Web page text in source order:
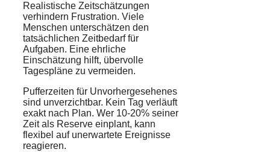
Realistische Zeitschätzungen
verhindern Frustration. Viele
Menschen unterschätzen den
tatsächlichen Zeitbedarf für
Aufgaben. Eine ehrliche
Einschätzung hilft, übervolle
Tagespläne zu vermeiden.
Pufferzeiten für Unvorhergesehenes
sind unverzichtbar. Kein Tag verläuft
exakt nach Plan. Wer 10-20% seiner
Zeit als Reserve einplant, kann
flexibel auf unerwartete Ereignisse
reagieren.